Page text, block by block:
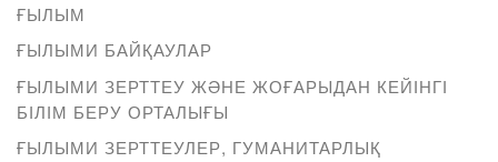
ҒЫЛЫМ
ҒЫЛЫМИ БАЙҚАУЛАР
ҒЫЛЫМИ ЗЕРТТЕУ ЖӘНЕ ЖОҒАРЫДАН КЕЙІНГІ
БІЛІМ БЕРУ ОРТАЛЫҒЫ
ҒЫЛЫМИ ЗЕРТТЕУЛЕР, ГУМАНИТАРЛЫҚ